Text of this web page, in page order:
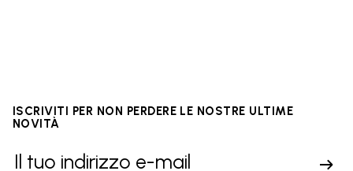
ISCRIVITI PER NON PERDERE LE NOSTRE ULTIME
NOVITÀ